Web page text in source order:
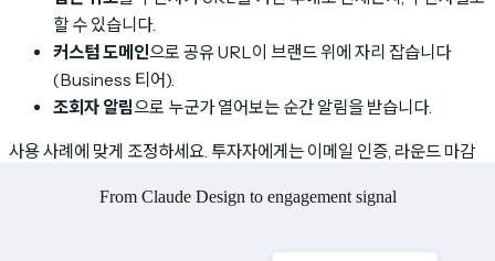
할 수 있습니다.
커스텀 도메인으로 공유 URL이 브랜드 위에 자리 잡습니다
(Business 티어).
조회자 알림으로 누군가 열어보는 순간 알림을 받습니다.
사용 사례에 맞게 조정하세요. 투자자에게는 이메일 인증, 라운드 마감
료, 모든 조회 시 알림. Anthropic 조직 외부의 내부 이해관계자에게는